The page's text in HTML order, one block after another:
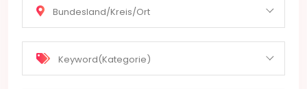
Bundesland/Kreis/Ort
Keyword(Kategorie)